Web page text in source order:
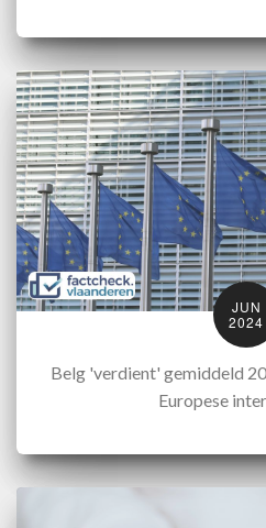
JUN
2024
Belg 'verdient' gemiddeld
Europese